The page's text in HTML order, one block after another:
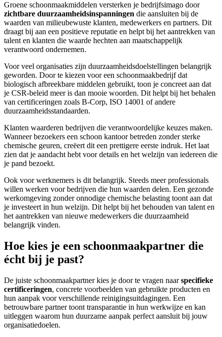
Groene schoonmaakmiddelen versterken je bedrijfsimago door
zichtbare duurzaamheidsinspanningen die aansluiten bij de
waarden van milieubewuste klanten, medewerkers en partners. Dit
draagt bij aan een positieve reputatie en helpt bij het aantrekken van
talent en klanten die waarde hechten aan maatschappelijk
verantwoord ondernemen.
Voor veel organisaties zijn duurzaamheidsdoelstellingen belangrijk
geworden. Door te kiezen voor een schoonmaakbedrijf dat
biologisch afbreekbare middelen gebruikt, toon je concreet aan dat
je CSR-beleid meer is dan mooie woorden. Dit helpt bij het behalen
van certificeringen zoals B-Corp, ISO 14001 of andere
duurzaamheidsstandaarden.
Klanten waarderen bedrijven die verantwoordelijke keuzes maken.
Wanneer bezoekers een schoon kantoor betreden zonder sterke
chemische geuren, creëert dit een prettigere eerste indruk. Het laat
zien dat je aandacht hebt voor details en het welzijn van iedereen die
je pand bezoekt.
Ook voor werknemers is dit belangrijk. Steeds meer professionals
willen werken voor bedrijven die hun waarden delen. Een gezonde
werkomgeving zonder onnodige chemische belasting toont aan dat
je investeert in hun welzijn. Dit helpt bij het behouden van talent en
het aantrekken van nieuwe medewerkers die duurzaamheid
belangrijk vinden.
Hoe kies je een schoonmaakpartner die
écht bij je past?
De juiste schoonmaakpartner kies je door te vragen naarspecifieke
certificeringen, concrete voorbeelden van gebruikte producten en
hun aanpak voor verschillende reinigingsuitdagingen. Een
betrouwbare partner toont transparantie in hun werkwijze en kan
uitleggen waarom hun duurzame aanpak perfect aansluit bij jouw
organisatiedoelen.